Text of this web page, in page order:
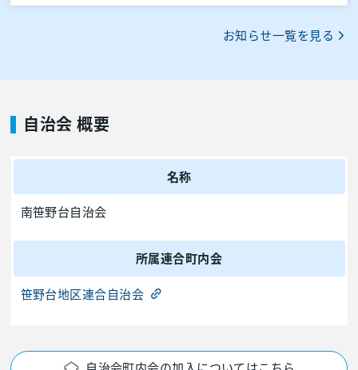
お知らせ一覧を見る
自治会 概要
名称
南笹野台自治会
所属連合町内会
笹野台地区連合自治会